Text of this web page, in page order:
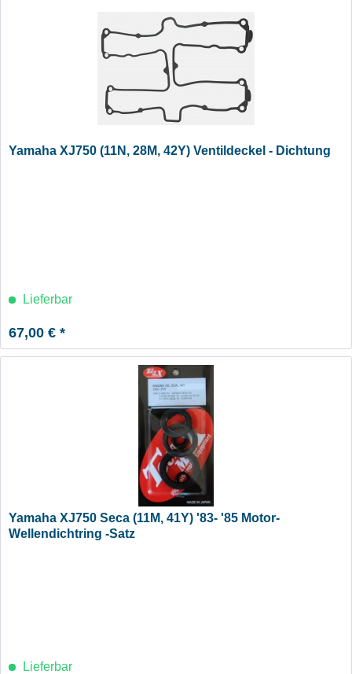
Yamaha XJ750 (11N, 28M, 42Y) Ventildeckel - Dichtung
Lieferbar
67,00 € *
Yamaha XJ750 Seca (11M, 41Y) '83- '85 Motor-
Wellendichtring -Satz
Lieferbar